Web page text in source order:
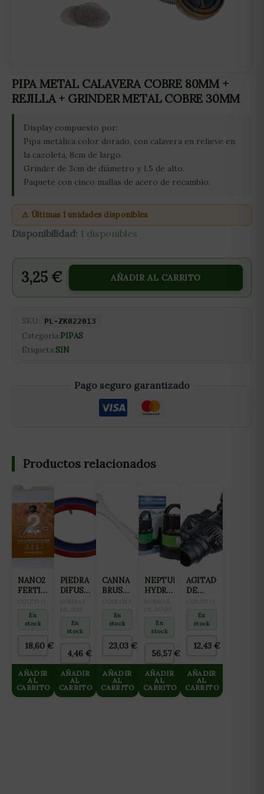
PIPA METAL CALAVERA COBRE 80MM +
REJILLA + GRINDER METAL COBRE 30MM
Display compuesto por:
Pipa metálica color dorado, con calavera en relieve en
la cazoleta, 8cm de largo.
Grinder de 3cm de diámetro y 1.5 de alto.
Paquete con cinco mallas de acero de recambio.
⚠ Últimas 1 unidades disponibles
Disponibilidad: 1 disponibles
3,25 € AÑADIR AL CARRITO
SKU: PL-ZK022013
Categoría:PIPAS
Etiqueta:SIN
Pago seguro garantizado
Productos relacionados
NANO2
FERTILIZANTE
ONE
(FLORACIÓN
FINALIZACIÓN)
2L
En
stock
18,60 €
AÑADIR
AL
CARRITO
PIEDRA
DIFUSORA
(12CM)
En
stock
4,46 €
AÑADIR
AL
CARRITO
CANNA
BRUSH
CORTE
En
stock
23,03€
AÑADIR
AL
CARRITO
NEPTUNE
HYDROPONICS
NH-
11000
En
stock
56,57€
AÑADIR
AL
CARRITO
AGITADOR
DE
12W
6000L/H
ROTORES
(WAVE
NEPTUNE
HIDROPONICS
En
stock
12,43€
AÑADIR
AL
CARRITO